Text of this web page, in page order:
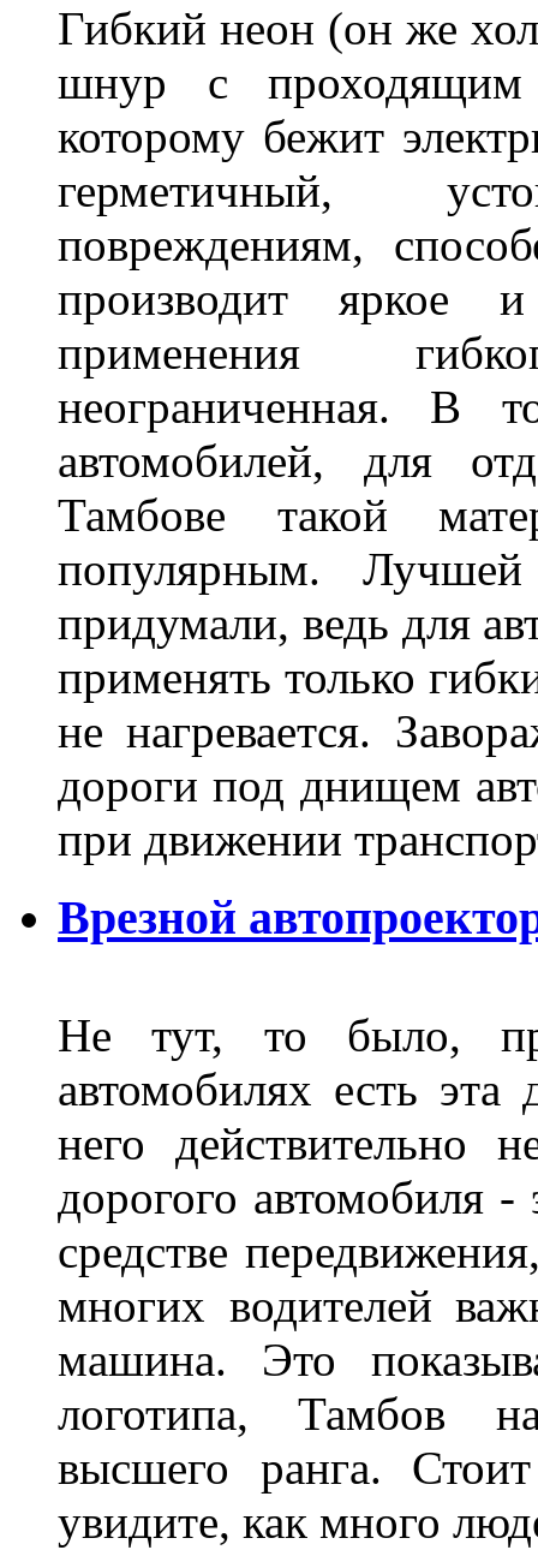
Гибкий неон (он же
шнур с
которому бежит
герметичный,
повреждениям,
производит яркое
применения
неограниченная.
автомобилей, для
Тамбове такой
популярным.
придумали, ведь для
применять только
не нагревается.
дороги под днищем
при движении
Врезной
Не тут, то было,
автомобилях есть
него действительно
дорогого автомобиля
средстве
многих водителей
машина. Это
логотипа, Тамбов
высшего ранга.
увидите, как много